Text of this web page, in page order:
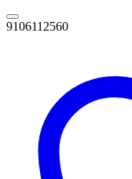
9106112560